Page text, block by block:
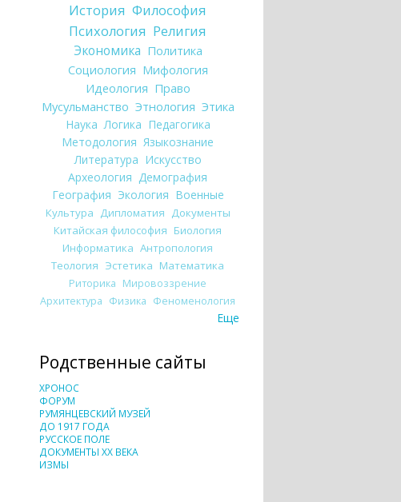
История Философия
Психология Религия
Экономика Политика
Социология Мифология
Идеология Право
Мусульманство Этнология Этика
Наука Логика Педагогика
Методология Языкознание
Литература Искусство
Археология Демография
География Экология Военные
Культура Дипломатия Документы
Китайская философия Биология
Информатика Антропология
Теология Эстетика Математика
Риторика Мировоззрение
Архитектура Физика Феноменология
Еще
Родственные сайты
ХРОНОС
ФОРУМ
РУМЯНЦЕВСКИЙ МУЗЕЙ
ДО 1917 ГОДА
РУССКОЕ ПОЛЕ
ДОКУМЕНТЫ XX ВЕКА
ИЗМЫ